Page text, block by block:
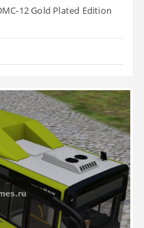
12 Gold Plated Edition